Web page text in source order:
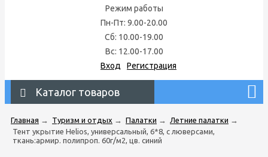
Режим работы
Пн-Пт: 9.00-20.00
Сб: 10.00-19.00
Вс: 12.00-17.00
Вход
Регистрация
Каталог товаров
Главная → Туризм и отдых → Палатки → Летние палатки →
Тент укрытие Helios, универсальный, 6*8, с люверсами,
ткань:армир. полипроп. 60г/м2, цв. синий